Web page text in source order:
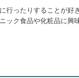
行ったりすることが好
ック食品や化粧品に興